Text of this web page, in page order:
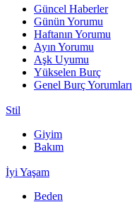
Güncel Haberler
Günün Yorumu
Haftanın Yorumu
Ayın Yorumu
Aşk Uyumu
Yükselen Burç
Genel Burç Yorumları
Stil
Giyim
Bakım
İyi Yaşam
Beden